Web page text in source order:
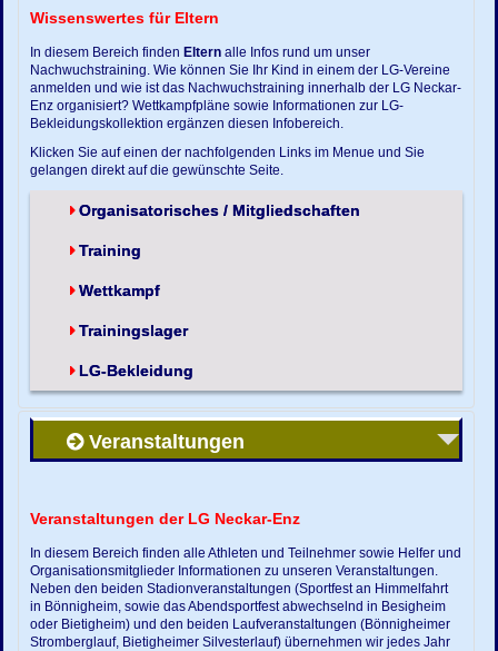
Wissenswertes für Eltern
In diesem Bereich finden Eltern alle Infos rund um unser
Nachwuchstraining. Wie können Sie Ihr Kind in einem der LG-Vereine
anmelden und wie ist das Nachwuchstraining innerhalb der LG Neckar-
Enz organisiert? Wettkampfpläne sowie Informationen zur LG-
Bekleidungskollektion ergänzen diesen Infobereich.
Klicken Sie auf einen der nachfolgenden Links im Menue und Sie
gelangen direkt auf die gewünschte Seite.
Organisatorisches / Mitgliedschaften
Training
Wettkampf
Trainingslager
LG-Bekleidung
Veranstaltungen
Veranstaltungen der LG Neckar-Enz
In diesem Bereich finden alle Athleten und Teilnehmer sowie Helfer und
Organisationsmitglieder Informationen zu unseren Veranstaltungen.
Neben den beiden Stadionveranstaltungen (Sportfest an Himmelfahrt
in Bönnigheim, sowie das Abendsportfest abwechselnd in Besigheim
oder Bietigheim) und den beiden Laufveranstaltungen (Bönnigheimer
Stromberglauf, Bietigheimer Silvesterlauf) übernehmen wir jedes Jahr